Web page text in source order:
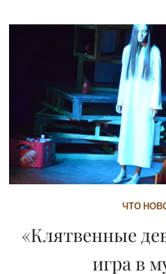
ЧТО
«Клятвенные
игра в